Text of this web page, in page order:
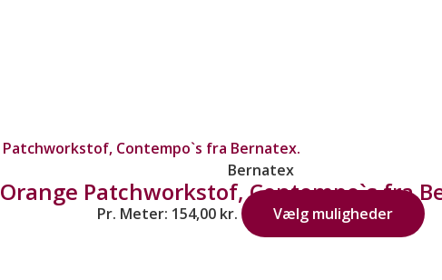
Bernatex
Orange Patchworkstof, Contempo`s fra
Pr. Meter: 154,00 kr. Vælg muligheder